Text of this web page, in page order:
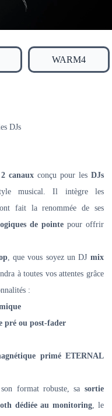
WARM4
DJs
canauxconçu pour les DJs
musical. Il intègre les
fait la renommée de ses
de pointepour offrir
, que vous soyez un DJ mix
à toutes vos attentes grâce
:
pré ou post-fader
primé ETERNAL
format robuste, sa sortie
dédiée au monitoring, le